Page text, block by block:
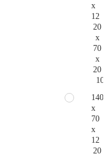
x
12
20
x
70
x
20
140
x
70
x
12
20